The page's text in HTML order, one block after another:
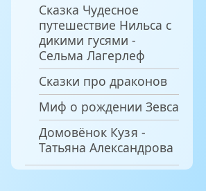
Сказка Чудесное
путешествие Нильса с
дикими гусями -
Сельма Лагерлеф
Сказки про драконов
Миф о рождении Зевса
Домовёнок Кузя -
Татьяна Александрова